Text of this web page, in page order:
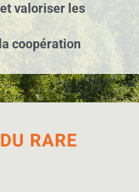
valoriser les
coopération
RARE